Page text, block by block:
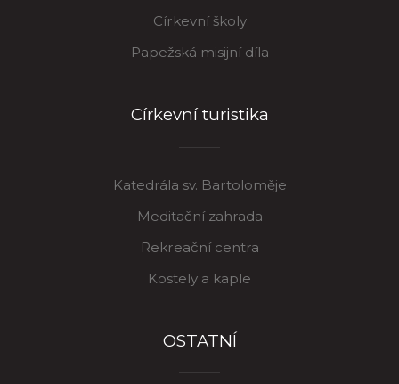
Církevní školy
Papežská misijní díla
Církevní turistika
Katedrála sv. Bartoloměje
Meditační zahrada
Rekreační centra
Kostely a kaple
OSTATNÍ